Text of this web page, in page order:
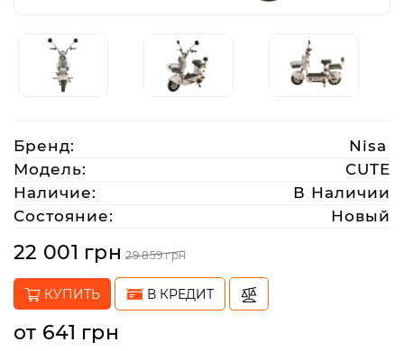
(063)
212
08
76
artmoto.info@gmail.com
Режим
работы:
Бренд:
Nisa
Модель:
CUTE
Наличие:
В Наличии
Состояние:
Новый
22 001 грн 29 859 грн
КУПИТЬ В КРЕДИТ
от 641 грн